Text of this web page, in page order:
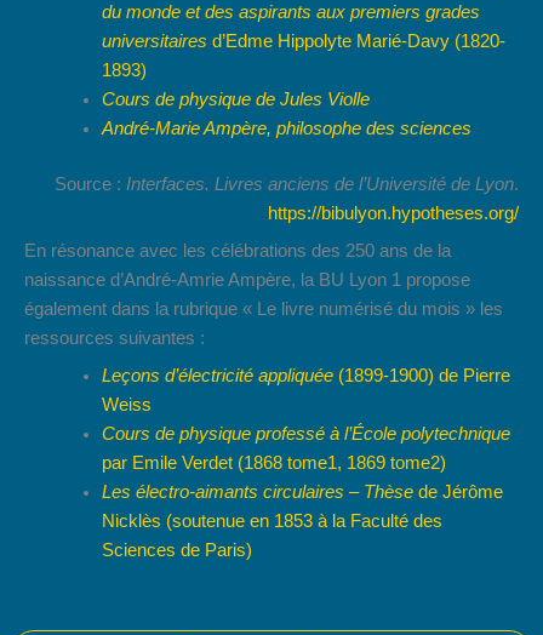
du monde et des aspirants aux premiers grades
universitaires d’Edme Hippolyte Marié-Davy (1820-
1893)
Cours de physique de Jules Violle
André-Marie Ampère, philosophe des sciences
Source : Interfaces. Livres anciens de l’Université de Lyon.
https://bibulyon.hypotheses.org/
En résonance avec les célébrations des 250 ans de la
naissance d’André-Amrie Ampère, la BU Lyon 1 propose
également dans la rubrique « Le livre numérisé du mois » les
ressources suivantes :
Leçons d’électricité appliquée(1899-1900) de Pierre
Weiss
Cours de physique professé à l’École polytechnique
par Emile Verdet (1868 tome1, 1869 tome2)
Les électro-aimants circulaires – Thèsede Jérôme
Nicklès (soutenue en 1853 à la Faculté des
Sciences de Paris)